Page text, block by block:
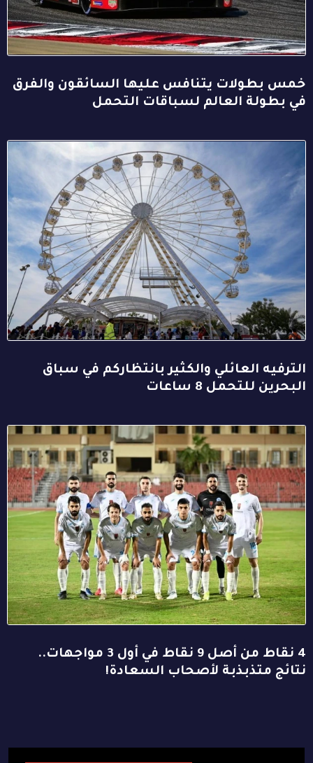
خمس بطولات يتنافس عليها السائقون والفرق
في بطولة العالم لسباقات التحمل
الترفيه العائلي والكثير بانتظاركم في سباق
البحرين للتحمل 8 ساعات
4 نقاط من أصل 9 نقاط في أول 3 مواجهات..
نتائج متذبذبة لأصحاب السعادة!